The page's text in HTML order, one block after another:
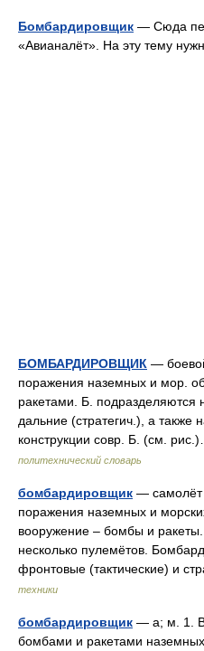
Бомбардировщик — Сюда
«Авианалёт». На эту тему
БОМБАРДИРОВЩИК —
поражения наземных и мор.
ракетами. Б. подразделяются
дальние (стратегич.), а также
конструкции совр. Б. (см.
политехнический словарь
бомбардировщик — самолёт
поражения наземных и
вооружение – бомбы и
несколько пулемётов.
фронтовые (тактические) и
техники
бомбардировщик — а; м. 1.
бомбами и ракетами